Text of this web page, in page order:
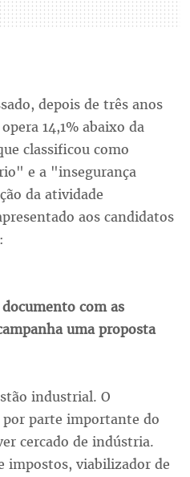
depois de três anos
14,1% abaixo da
classificou como
e a "insegurança
da atividade
aos candidatos
com as
uma proposta
industrial. O
parte importante do
cercado de indústria.
impostos, viabilizador de